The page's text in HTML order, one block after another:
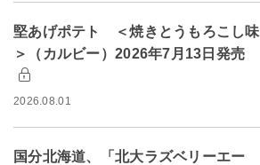
堅あげポテト ＜焼きとうもろこし味
＞（カルビー）2026年7月13日発売
2026.08.01
国分北海道、「北大ラズベリーエー